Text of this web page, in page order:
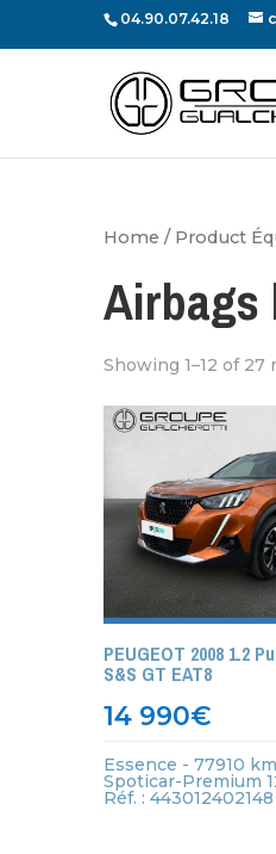
04.90.07.42.18
Home / Product
Airbags
Showing 1–12 of 27
PEUGEOT 2008 1.2
S&S GT EAT8
14 990€
Essence - 77910
Spoticar-Premium
Réf. : 443012402148